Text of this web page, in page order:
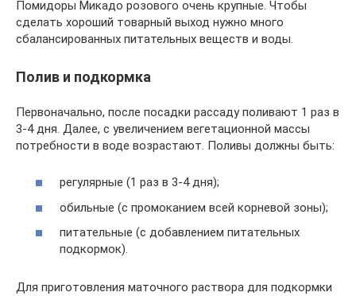
Помидоры Микадо розового очень крупные. Чтобы
сделать хороший товарный выход нужно много
сбалансированных питательных веществ и воды.
Полив и подкормка
Первоначально, после посадки рассаду поливают 1 раз в
3-4 дня. Далее, с увеличением вегетационной массы
потребности в воде возрастают. Поливы должны быть:
регулярные (1 раз в 3-4 дня);
обильные (с промоканием всей корневой зоны);
питательные (с добавлением питательных
подкормок).
Для приготовления маточного раствора для подкормки